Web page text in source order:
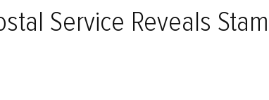
Service Reveals